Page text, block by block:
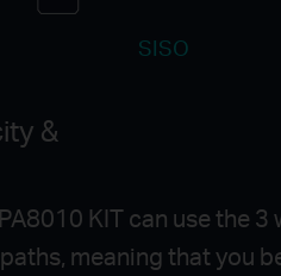
SISO
&
KIT can use the
meaning that you